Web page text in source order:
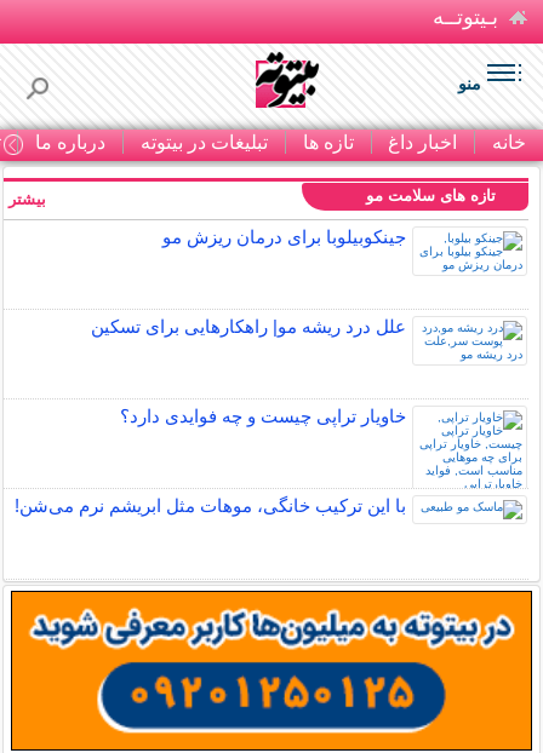
بـیتوتــه
منو
خانه اخبار داغ تازه ها تبلیغات در بیتوته درباره ما
تازه های سلامت مو
جینکوبیلوبا برای درمان ریزش مو
علل درد ریشه مو| راهکارهایی برای تسکین
خاویار تراپی چیست و چه فوایدی دارد؟
با این ترکیب خانگی، موهات مثل ابریشم نرم می‌شن!
بیشتر